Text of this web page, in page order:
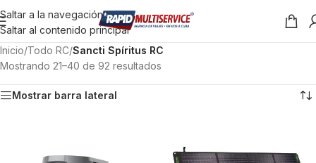
Saltar a la navegación
Saltar al contenido principal
Inicio/Todo RC/Sancti Spíritus RC
Mostrando 21–40 de 92 resultados
Mostrar barra lateral